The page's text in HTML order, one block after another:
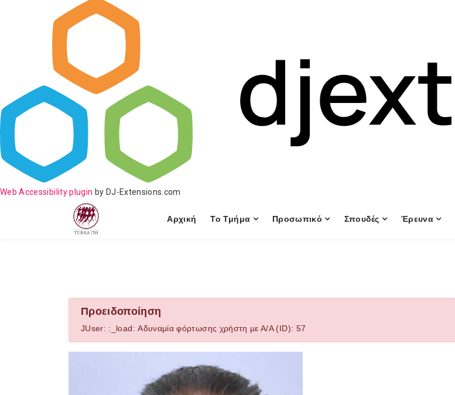
Web Accessibility plugin by DJ-Extensions.com
Αρχική Το Τμήμα Προσωπικό Σπουδές Έρευνα
Προειδοποίηση
JUser: :_load: Αδυναμία φόρτωσης χρήστη με Α/Α (ID): 57